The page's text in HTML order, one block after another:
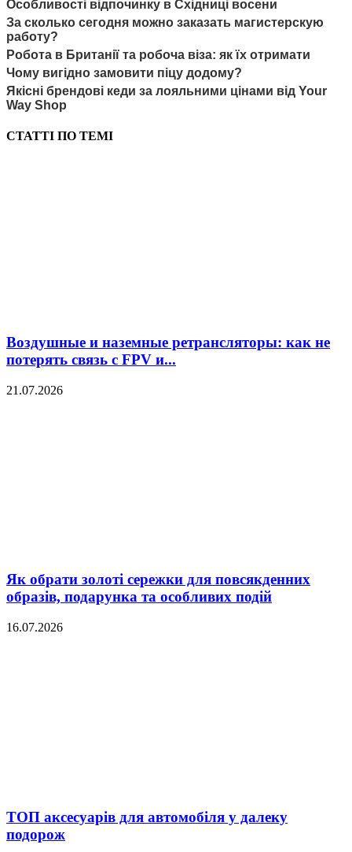
Особливості відпочинку в Східниці восени
За сколько сегодня можно заказать магистерскую
работу?
Робота в Британії та робоча віза: як їх отримати
Чому вигідно замовити піцу додому?
Якісні брендові кеди за лояльними цінами від Your
Way Shop
СТАТТІ ПО ТЕМІ
Воздушные и наземные ретрансляторы: как не
потерять связь с FPV и...
21.07.2026
Як обрати золоті сережки для повсякденних
образів, подарунка та особливих подій
16.07.2026
ТОП аксесуарів для автомобіля у далеку
подорож